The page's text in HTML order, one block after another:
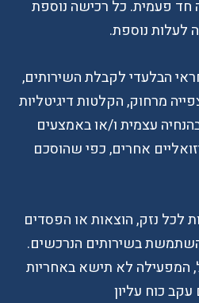
חד פעמית. כל רכישה נוספת
לעלות נוספת.
הבלעדי לקבלת השירותים,
מרחוק, הקלטות דיגיטליות
בהנחיה עצמית ו/או באמצעים
אחרים, כפי שהוסכם
לכל נזק, הוצאות או הפסדים
בשירותים הנרכשים.
המפעילה לא תישא באחריות
כוח עליון